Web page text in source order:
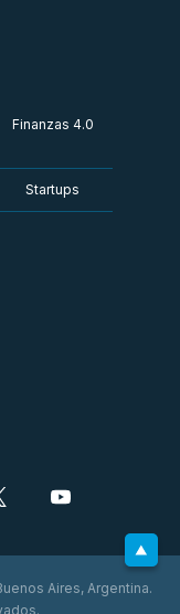
Finanzas 4.0
Startups
Aires, Argentina.